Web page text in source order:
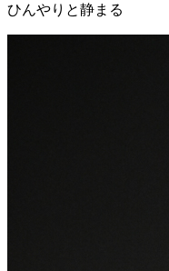
ひんやりと静まる